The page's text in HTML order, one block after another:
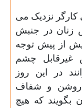
کارگر نزدیک می
زنان در جنبش
از پیش توجه
غیرقابل چشم
در این روز
روشن و شفاف
بگویند که هیچ